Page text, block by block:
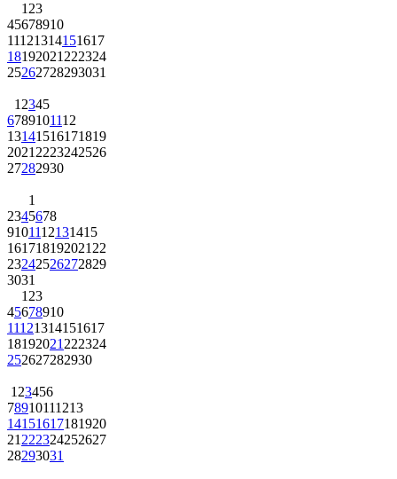
1 23
45678910
11121314151617
18192021 222324
25262728293031
1 2345
6789101112
13141516171819
2021 2223242526
27282930
1
2345678
9101112131415
161718192021 22
23242526272829
3031
1 23
45678910
11121314151617
18192021 222324
252627282930
1 23456
78910111213
14151617181920
21 222324252627
28293031